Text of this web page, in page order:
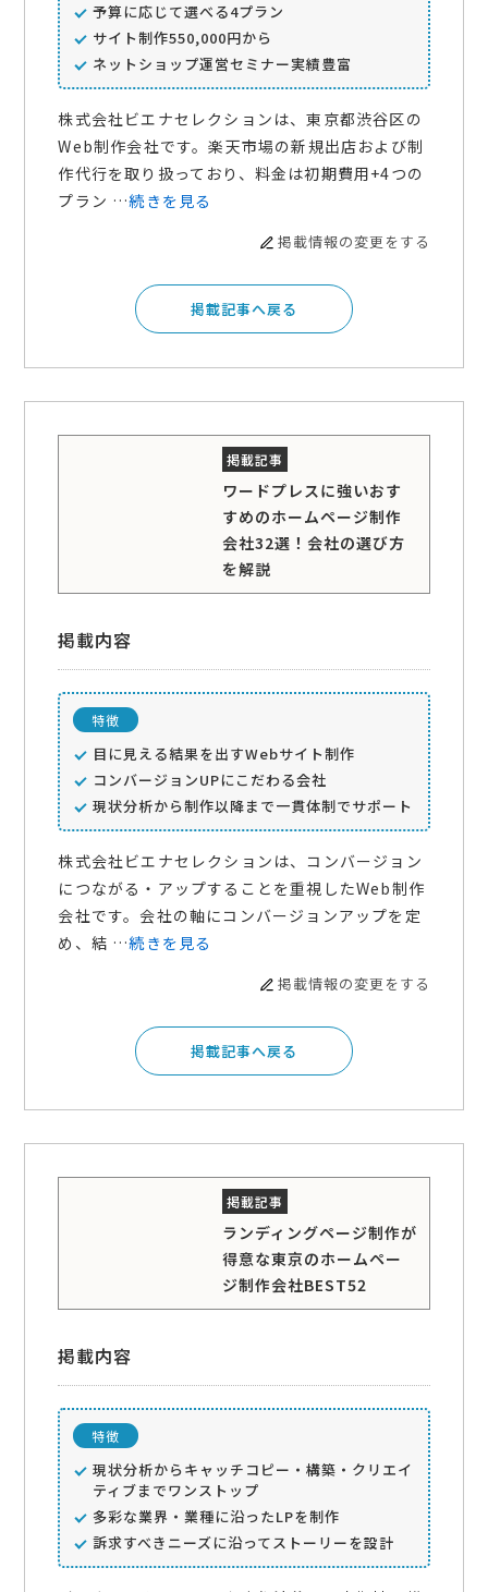
予算に応じて選べる4プラン
サイト制作550,000円から
ネットショップ運営セミナー実績豊富
株式会社ビエナセレクションは、東京都渋谷区の
Web制作会社です。楽天市場の新規出店および制
作代行を取り扱っており、料金は初期費用+4つの
プラン …続きを見る
掲載情報の変更をする
掲載記事へ戻る
ワードプレスに強いおす
すめのホームページ制作
会社32選！会社の選び方
を解説
掲載内容
特徴
目に見える結果を出すWebサイト制作
コンバージョンUPにこだわる会社
現状分析から制作以降まで一貫体制でサポート
株式会社ビエナセレクションは、コンバージョン
につながる・アップすることを重視したWeb制作
会社です。会社の軸にコンバージョンアップを定
め、結 …続きを見る
掲載情報の変更をする
掲載記事へ戻る
ランディングページ制作が
得意な東京のホームペー
ジ制作会社BEST52
掲載内容
特徴
現状分析からキャッチコピー・構築・クリエイ
ティブまでワンストップ
多彩な業界・業種に沿ったLPを制作
訴求すべきニーズに沿ってストーリーを設計